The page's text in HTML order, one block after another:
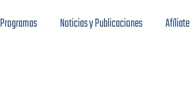
Programas Noticias y Publicaciones Afíliate